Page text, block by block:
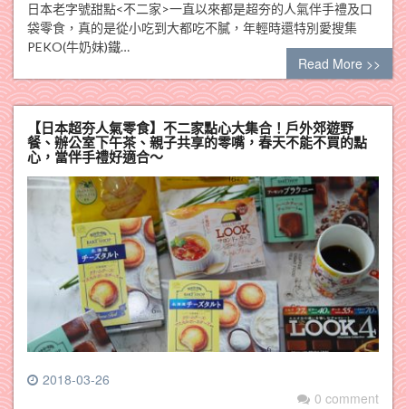
日本老字號甜點<不二家>一直以來都是超夯的人氣伴手禮及口
袋零食，真的是從小吃到大都吃不膩，年輕時還特別愛搜集
PEKO(牛奶妹)鐵…
Read More >>
【日本超夯人氣零食】不二家點心大集合！戶外郊遊野
餐、辦公室下午茶、親子共享的零嘴，春天不能不買的點
心，當伴手禮好適合～
2018-03-26
0 comment